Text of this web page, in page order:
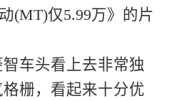
(MT)仅5.99万》的片
车头看上去非常独
栅，看起来十分优